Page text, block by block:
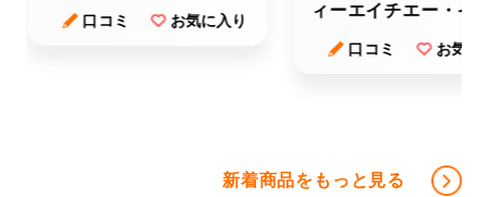
口コミ お気に入り
ィーエイチエー・イ
口コミ お気に
新着商品をもっと見る